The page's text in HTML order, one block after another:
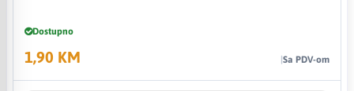
Dostupno
1,90 KM Sa PDV-om